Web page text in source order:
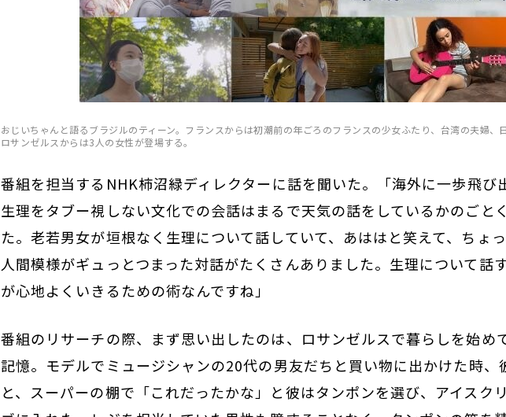
おじいちゃんと語るブラジルのティーン。フランスからは初潮前の年ごろのフランスの少女ふたり、台湾の夫婦、
ロサンゼルスからは3人の女性が登場する。
番組を担当するNHK柿沼緑ディレクターに話を聞いた。「海外に一歩飛び
生理をタブー視しない文化での会話はまるで天気の話をしているかのごと
た。老若男女が垣根なく生理について話していて、あははと笑えて、ちょっ
人間模様がギュっとつまった対話がたくさんありました。生理について話
が心地よくいきるための術なんですね」
番組のリサーチの際、まず思い出したのは、ロサンゼルスで暮らしを始め
記憶。モデルでミュージシャンの20代の男友だちと買い物に出かけた時、
と、スーパーの棚で「これだったかな」と彼はタンポンを選び、アイスク